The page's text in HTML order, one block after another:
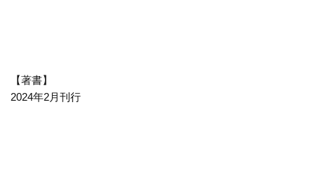
【著書】
2024年2月刊行